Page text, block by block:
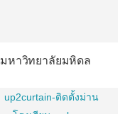
มหาวิทยาลัยมหิดล